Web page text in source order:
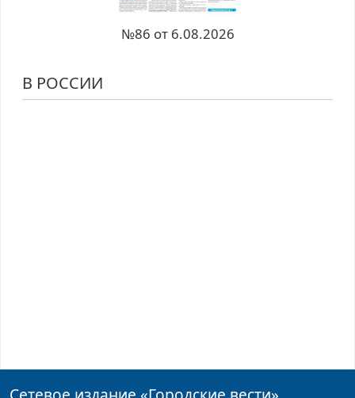
№86 от 6.08.2026
В РОССИИ